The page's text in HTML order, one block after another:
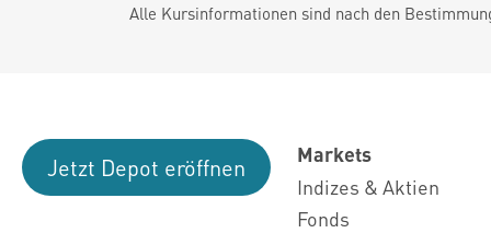
Alle Kursinformationen sind nach den
Jetzt Depot eröffnen
Markets
Indizes & Aktien
Fonds